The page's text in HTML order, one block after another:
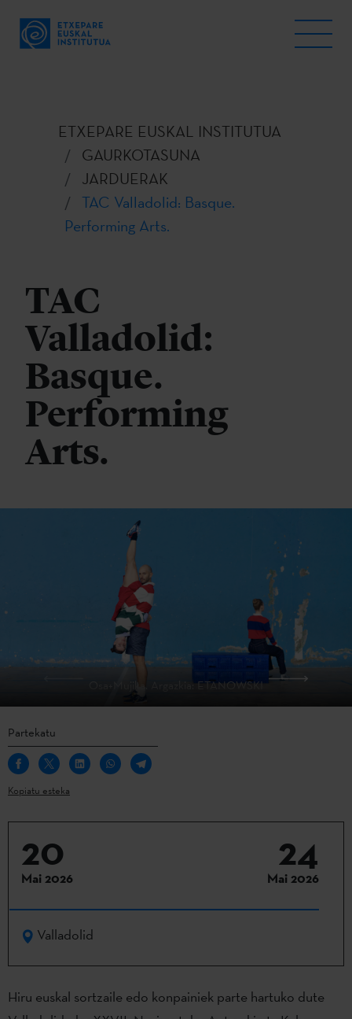
ETXEPARE EUSKAL INSTITUTUA
GAURKOTASUNA
JARDUERAK
TAC Valladolid: Basque.
Performing Arts.
TAC
Valladolid:
Basque.
Performing
Arts.
Osa+Mujika. Argazkia: ETANOWSKI
Partekatu
Kopiatu esteka
20
Mai 2026
24
Mai 2026
Valladolid
Hiru euskal sortzaile edo konpainiek parte hartuko dute